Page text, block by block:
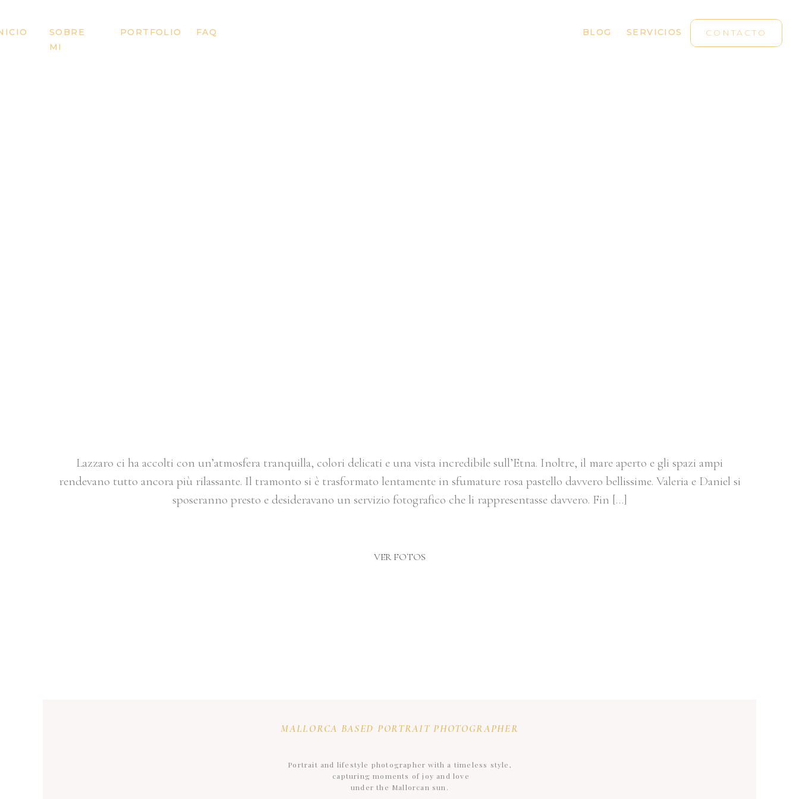
CONTACTO
SOBRE
MI
SERVICIOS
PORTFOLIO FAQ BLOG
VER FOTOS
Lazzaro ci ha accolti con un’atmosfera tranquilla, colori delicati e una vista incredibile sull’Etna. Inoltre, il mare aperto e gli spazi ampi
rendevano tutto ancora più rilassante. Il tramonto si è trasformato lentamente in sfumature rosa pastello davvero bellissime. Valeria e Daniel si
sposeranno presto e desideravano un servizio fotografico che li rappresentasse davvero. Fin […]
Portrait and lifestyle photographer with a timeless style,
capturing moments of joy and love
under the Mallorcan sun.
MALLORCA BASED PORTRAIT PHOTOGRAPHER